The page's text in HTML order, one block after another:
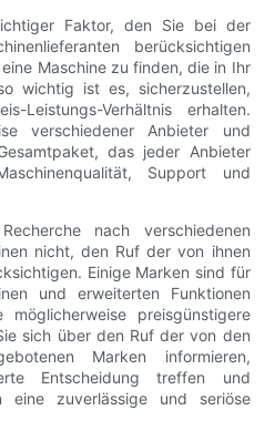
Faktor, den Sie bei der
berücksichtigen
Maschine zu finden, die in Ihr
wichtig ist es, sicherzustellen,
Verhältnis erhalten.
verschiedener Anbieter und
das jeder Anbieter
Support und
nach verschiedenen
nicht, den Ruf der von ihnen
Einige Marken sind für
und erweiterten Funktionen
preisgünstigere
sich über den Ruf der von den
Marken informieren,
Entscheidung treffen und
eine zuverlässige und seriöse